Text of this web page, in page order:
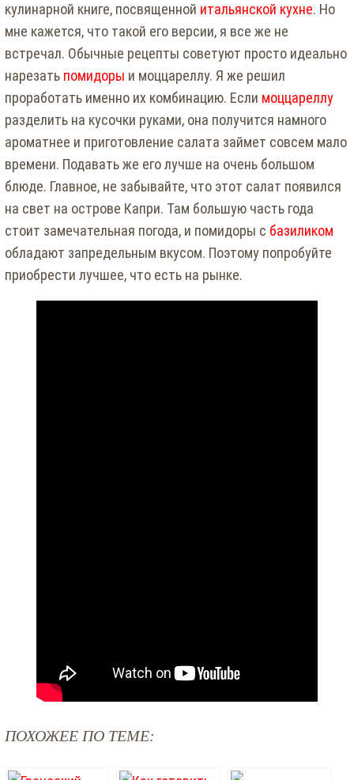
кулинарной книге, посвященной итальянской кухне. Но
мне кажется, что такой его версии, я все же не
встречал. Обычные рецепты советуют просто идеально
нарезать помидоры и моццареллу. Я же решил
проработать именно их комбинацию. Если моццареллу
разделить на кусоч­ки руками, она получится намного
ароматнее и приготовление салата займет совсем мало
времени. Подавать же его лучше на очень большом
блюде. Главное, не забывайте, что этот салат появился
на свет на острове Капри. Там большую часть года
стоит замечательная погода, и помидоры с базиликом
обладают запредельным вкусом. Поэтому попробуйте
приобрести лучшее, что есть на рынке.
ПОХОЖЕЕ ПО ТЕМЕ: